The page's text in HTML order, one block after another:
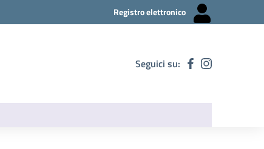
Registro elettronico
Seguici su: